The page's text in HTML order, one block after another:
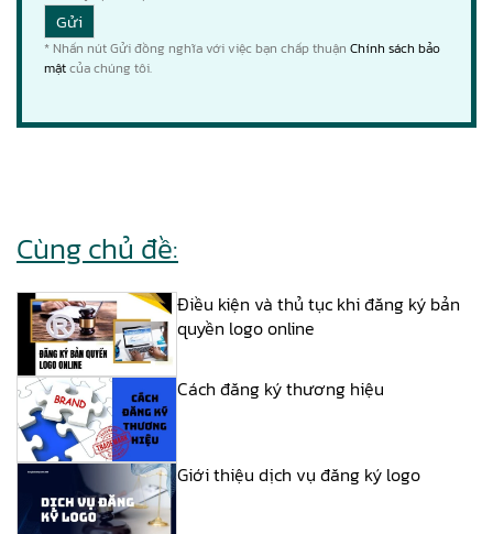
* Nhấn nút Gửi đồng nghĩa với việc bạn chấp thuận Chính sách bảo
mậtcủa chúng tôi.
Cùng chủ đề:
Điều kiện và thủ tục khi đăng ký bản
quyền logo online
Cách đăng ký thương hiệu
Giới thiệu dịch vụ đăng ký logo